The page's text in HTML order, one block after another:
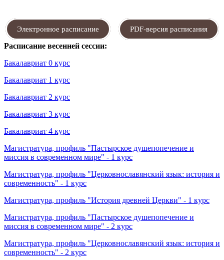
Электронное расписание PDF-версия расписания
Расписание весенней сессии:
Бакалавриат 0 курс
Бакалавриат 1 курс
Бакалавриат 2 курс
Бакалавриат 3 курс
Бакалавриат 4 курс
Магистратура, профиль "Пастырское душепопечение и
миссия в современном мире" - 1 курс
Магистратура, профиль "Церковнославянский язык: история и
современность" - 1 курс
Магистратура, профиль "История древней Церкви" - 1 курс
Магистратура, профиль "Пастырское душепопечение и
миссия в современном мире" - 2 курс
Магистратура, профиль "Церковнославянский язык: история и
современность" - 2 курс